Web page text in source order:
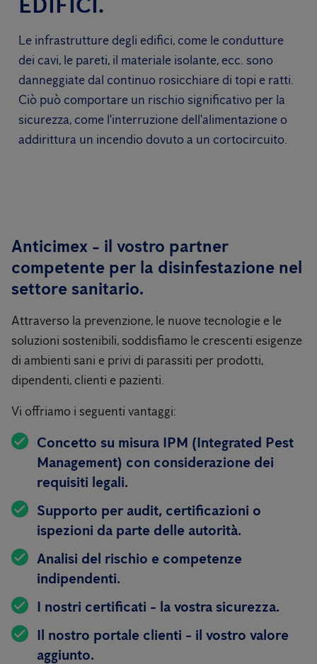
Le infrastrutture degli edifici, come le condutture
dei cavi, le pareti, il materiale isolante, ecc. sono
danneggiate dal continuo rosicchiare di topi e ratti.
Ciò può comportare un rischio significativo per la
sicurezza, come l'interruzione dell'alimentazione o
addirittura un incendio dovuto a un cortocircuito.
Anticimex - il vostro partner
competente per la disinfestazione nel
settore sanitario.
Attraverso la prevenzione, le nuove tecnologie e le
soluzioni sostenibili, soddisfiamo le crescenti esigenze
di ambienti sani e privi di parassiti per prodotti,
dipendenti, clienti e pazienti.
Vi offriamo i seguenti vantaggi:
Concetto su misura IPM (Integrated Pest
Management) con considerazione dei
requisiti legali.
Supporto per audit, certificazioni o
ispezioni da parte delle autorità.
Analisi del rischio e competenze
indipendenti.
I nostri certificati - la vostra sicurezza.
Il nostro portale clienti - il vostro valore
aggiunto.